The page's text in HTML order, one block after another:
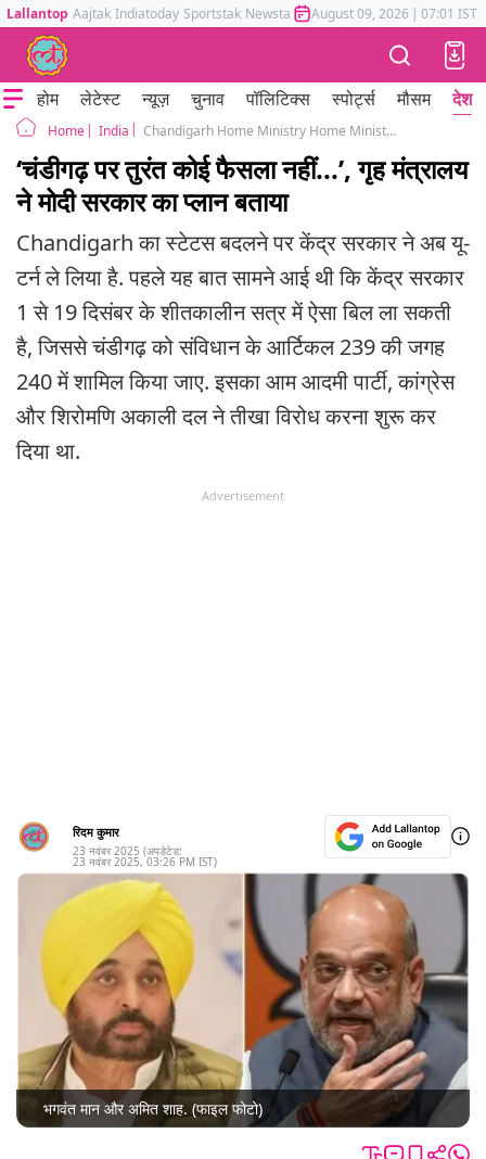
Lallantop Aajtak Indiatoday Sportstak Newstak Mumbai Tak Astrotak
August 09, 2026 | 07:01 IST
होम लेटेस्ट न्यूज़ चुनाव पॉलिटिक्स स्पोर्ट्स मौसम देश
Home India Chandigarh Home Ministry Home Ministry Response OnBill Under Article 240 LG
‘चंडीगढ़ पर तुरंत कोई फैसला नहीं...’, गृह मंत्रालय
ने मोदी सरकार का प्लान बताया
Chandigarh का स्टेटस बदलने पर केंद्र सरकार ने अब यू-
टर्न ले लिया है. पहले यह बात सामने आई थी कि केंद्र सरकार
1 से 19 दिसंबर के शीतकालीन सत्र में ऐसा बिल ला सकती
है, जिससे चंडीगढ़ को संविधान के आर्टिकल 239 की जगह
240 में शामिल किया जाए. इसका आम आदमी पार्टी, कांग्रेस
और शिरोमणि अकाली दल ने तीखा विरोध करना शुरू कर
दिया था.
Advertisement
रिदम कुमार
23 नवंबर 2025 (अपडेटेड:
23 नवंबर 2025, 03:26 PM IST)
भगवंत मान और अमित शाह. (फाइल फोटो)